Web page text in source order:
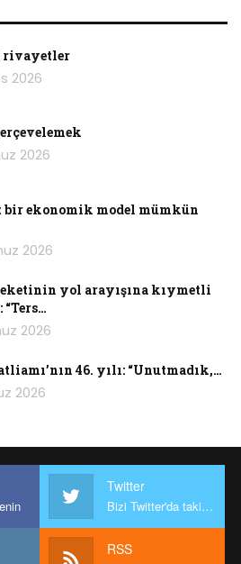
2026
2026
bir ekonomik model mümkün
2026
yol arayışına kıymetli
2026
46. yılı: “Unutmadık,…
2026
Twitter
Bizi Twitter'da takip edin
RSS